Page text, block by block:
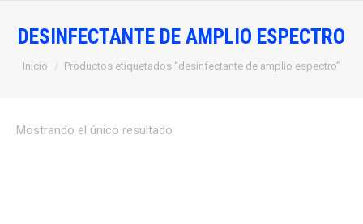
DESINFECTANTE DE AMPLIO ESPECTRO
Estás aquí:
Inicio Productos etiquetados “desinfectante de amplio espectro”
Mostrando el único resultado